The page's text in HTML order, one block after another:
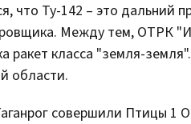
что Ту-142 – это дальний
Между тем, ОТРК
ракет класса "земля-
области.
совершили Птицы 1